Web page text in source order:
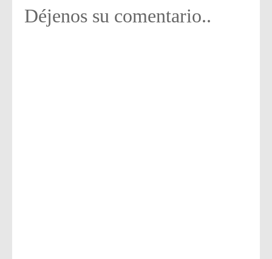
Déjenos su comentario..